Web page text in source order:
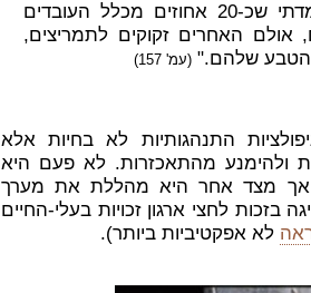
בני-האדם. במשך שלושים וחמש שנים למדתי שכ-20 אחוזים מכלל העובדים
אולם האחרים זקוקים לתמריצים,
הטבע שלהם." (עמ' 157)
התנהגותיות לא בחיות אלא
ולהימנע מהתאכזרות. לא פעם היא
אך מצד אחר היא מהללת את מערך
לחצי ארגון זכויות בעלי-החיים
לא אפקטיביות ביותר).